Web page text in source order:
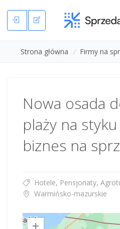
Strona główna / Firmy na
Nowa osada
plaży na
biznes na
Hotele, Pensjonaty,
Warmińsko-mazurskie